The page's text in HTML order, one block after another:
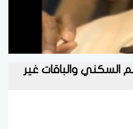
السكني والباقات غير